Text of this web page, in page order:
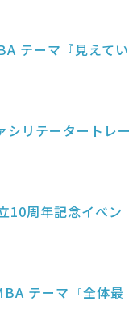
テーマ『見えてい
シリテータートレー
10周年記念イベン
テーマ『全体最